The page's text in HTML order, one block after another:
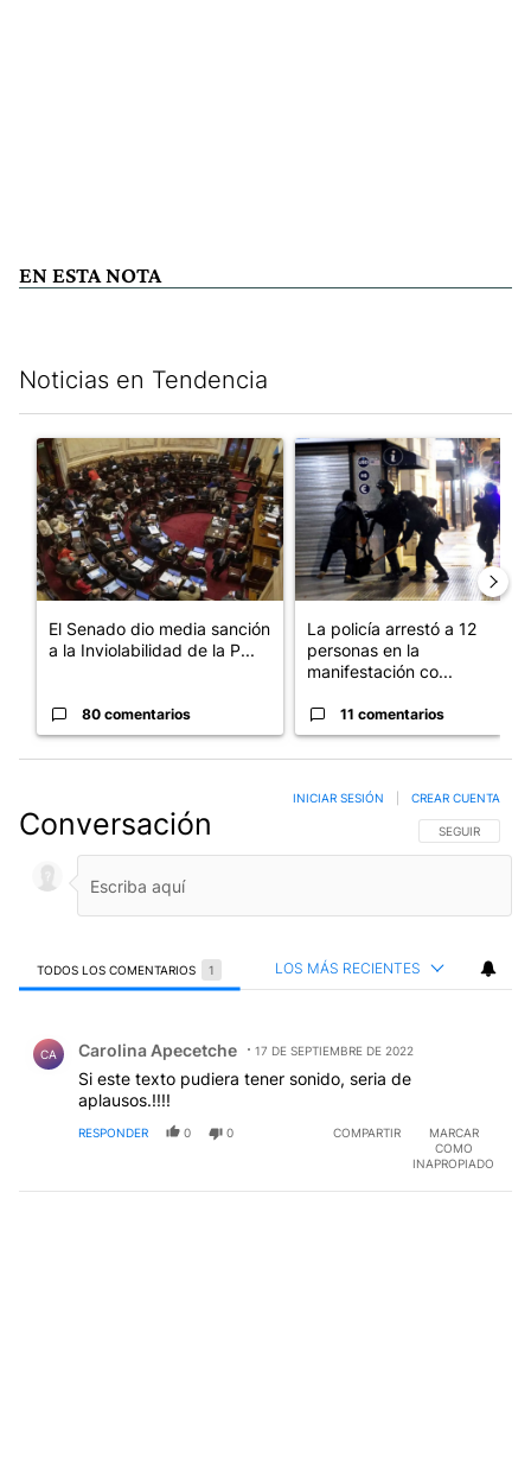
EN ESTA NOTA
Noticias en Tendencia
Un artículo de tendencia con el título "El Senado dio media
El Senado dio media sanción
a la Inviolabilidad de la P...
80 comentarios
Un artículo de tendencia con
La policía arrestó a 12
personas en la
manifestación co...
11 comentarios
Conversación SIGA ESTA
SEGUIR
INICIAR SESIÓN CREAR CUENTA
TODOS LOS COMENTARIOS 1 LOS MÁS RECIENTES
CA Carolina Apecetche 17 DE SEPTIEMBRE DE 2022
Si este texto pudiera tener sonido, seria de
aplausos.!!!!
RESPONDER 0 0 COMPARTIR
MARCAR
COMO
INAPROPIADO